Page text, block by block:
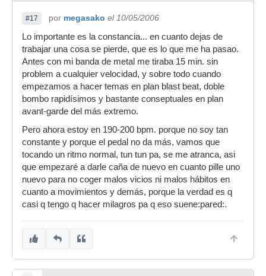
#17 por megasako el 10/05/2006
Lo importante es la constancia... en cuanto dejas de
trabajar una cosa se pierde, que es lo que me ha pasao.
Antes con mi banda de metal me tiraba 15 min. sin
problem a cualquier velocidad, y sobre todo cuando
empezamos a hacer temas en plan blast beat, doble
bombo rapidísimos y bastante conseptuales en plan
avant-garde del más extremo.
Pero ahora estoy en 190-200 bpm. porque no soy tan
constante y porque el pedal no da más, vamos que
tocando un ritmo normal, tun tun pa, se me atranca, asi
que empezaré a darle caña de nuevo en cuanto pille uno
nuevo para no coger malos vicios ni malos hábitos en
cuanto a movimientos y demás, porque la verdad es q
casi q tengo q hacer milagros pa q eso suene:pared:.